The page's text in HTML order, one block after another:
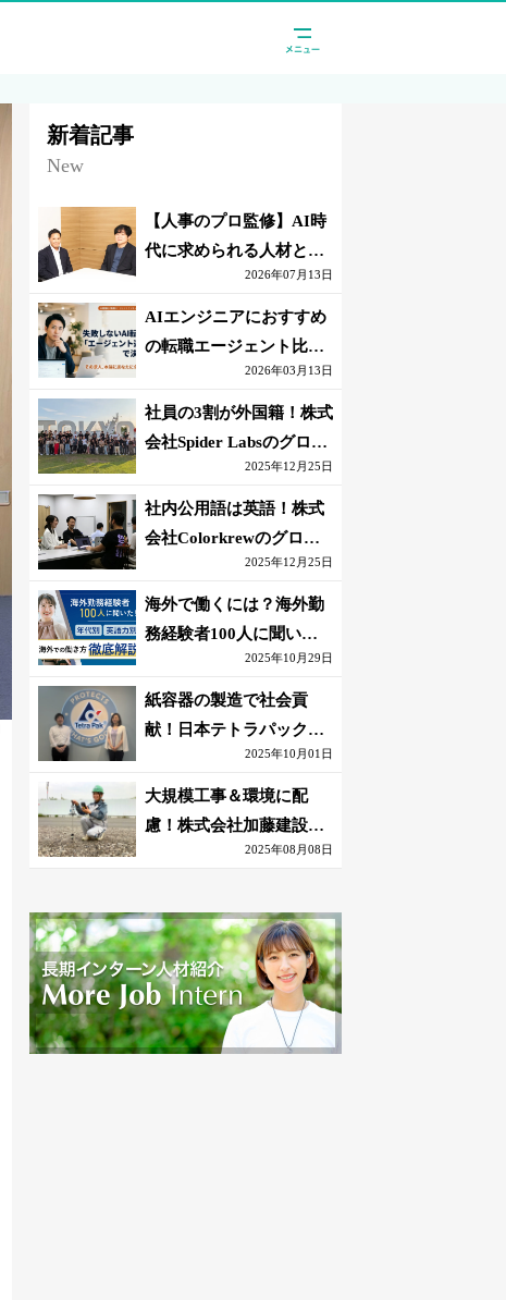
新着記事
New
【人事のプロ監修】AI時
代に求められる人材と
は？「代替されない人」
の条件
2026年07月13日
AIエンジニアにおすすめ
の転職エージェント比較
｜失敗しない選び方【採
点表つき】
2026年03月13日
社員の3割が外国籍！株式
会社Spider Labsのグロー
2025年12月25日
社内公用語は英語！株式
会社Colorkrewのグロー
バルかつ若手が輝く環境
2025年12月25日
海外で働くには？海外勤
務経験者100人に聞いた
おすすめ職種｜英語話せ
ないOK求人はある？
2025年10月29日
紙容器の製造で社会貢
献！日本テトラパック株
式会社のグローバルな環
境
2025年10月01日
大規模工事＆環境に配
慮！株式会社加藤建設の
若手が語る現場監督の働
2025年08月08日